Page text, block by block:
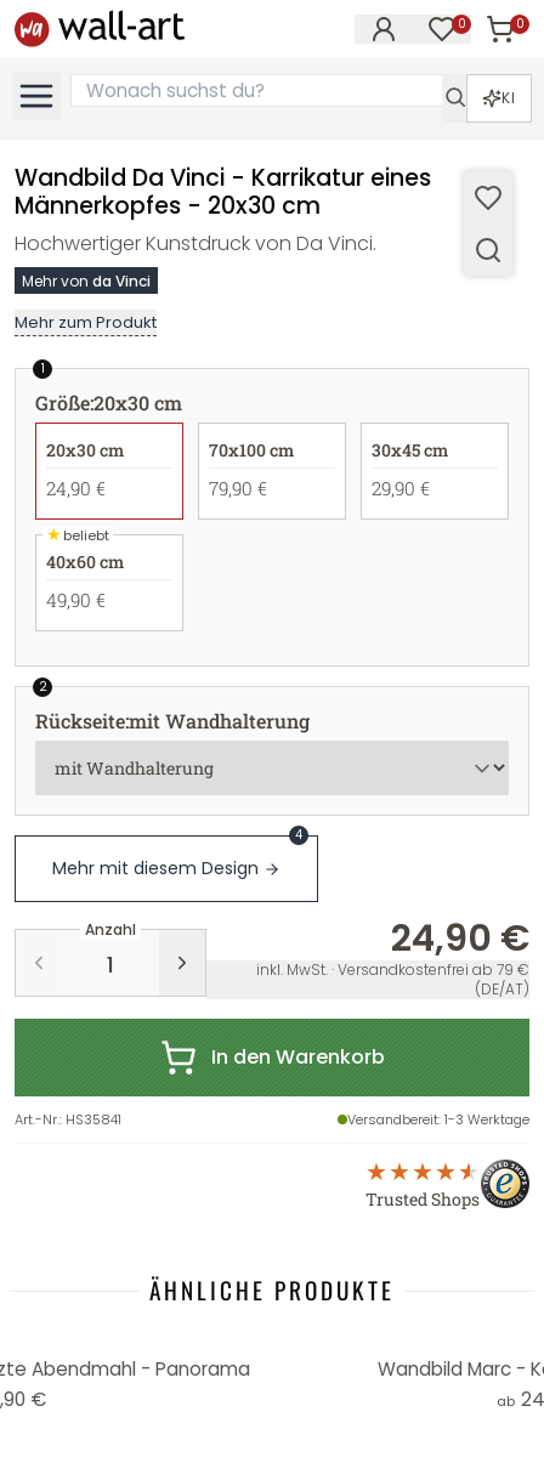
0 0
KI
Wandbild Da Vinci - Karrikatur eines
Männerkopfes - 20x30 cm
Hochwertiger Kunstdruck von Da Vinci.
Mehr von da Vinci
Mehr zum Produkt
1
Größe:20x30 cm
20x30 cm
24,90 €
70x100 cm
79,90 €
30x45 cm
29,90 €
★beliebt
40x60 cm
49,90 €
2
Rückseite:mit Wandhalterung
Mehr mit diesem Design
4
Anzahl 24,90 €
inkl. MwSt. · Versandkostenfrei ab 79 €
(DE/AT)
In den Warenkorb
Art.-Nr.: HS35841 Versandbereit: 1-3 Werktage
Trusted Shops
ÄHNLICHE PRODUKTE
Abendmahl - Panorama
€
Wandbild Marc -
ab